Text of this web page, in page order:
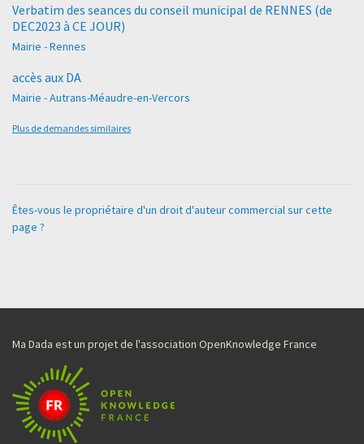
Verbatim des seances du conseil municipal de RENNES (de
DEC2023 à CE JOUR)
Mairie - Rennes
accès aux DA
Mairie - Autrans-Méaudre-en-Vercors
Plus de demandes similaires
Êtes-vous le propriétaire d'un droit d'auteur commercial sur cette
page ?
Ma Dada est un projet de l'association OpenKnowledge France